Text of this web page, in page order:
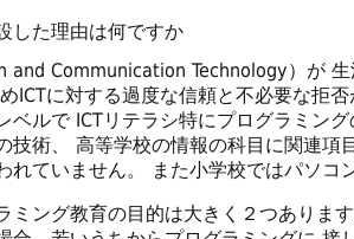
した理由は何ですか
Communication Technology）が
ICTに対する過度な信頼と不必要な拒
ベルで ICTリテラシ特にプログラミン
技術、 高等学校の情報の科目に関連項
れていません。 また小学校ではパソコ
ング教育の目的は大きく２つあります